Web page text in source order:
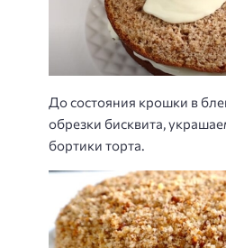
До состояния крошки в
обрезки бисквита,
бортики торта.